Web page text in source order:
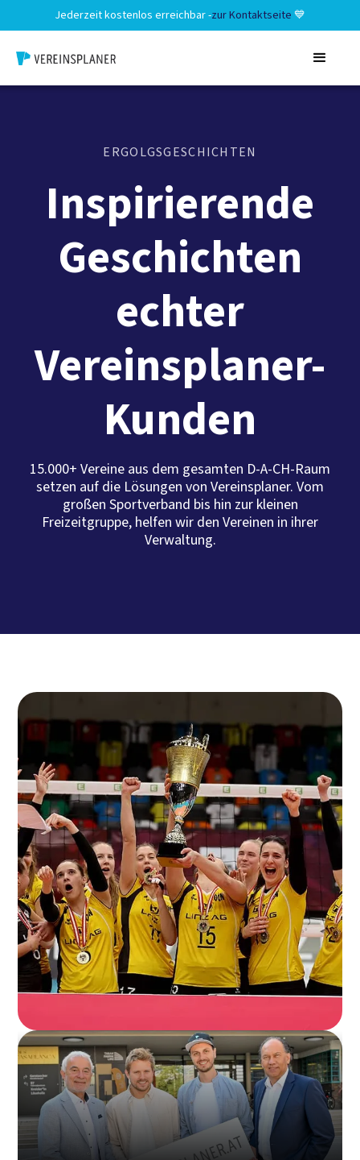
Jederzeit kostenlos erreichbar -zur Kontaktseite 💙
ERGOLGSGESCHICHTEN
Inspirierende
Geschichten
echter
Vereinsplaner-
Kunden
15.000+ Vereine aus dem gesamten D-A-CH-Raum
setzen auf die Lösungen von Vereinsplaner. Vom
großen Sportverband bis hin zur kleinen
Freizeitgruppe, helfen wir den Vereinen in ihrer
Verwaltung.